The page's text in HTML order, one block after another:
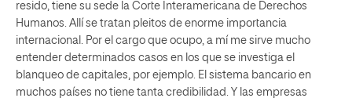
resido, tiene su sede la Corte Interamericana de Derechos
Humanos. Allí se tratan pleitos de enorme importancia
internacional. Por el cargo que ocupo, a mí me sirve mucho
entender determinados casos en los que se investiga el
blanqueo de capitales, por ejemplo. El sistema bancario en
muchos países no tiene tanta credibilidad. Y las empresas